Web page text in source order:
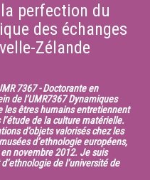
perfection du
des échanges
Zélande
7367 - Doctorante en
de l’UMR7367 Dynamiques
les êtres humains entretiennent
de la culture matérielle.
d’objets valorisés chez les
d’ethnologie européens,
novembre 2012. Je suis
de l’université de